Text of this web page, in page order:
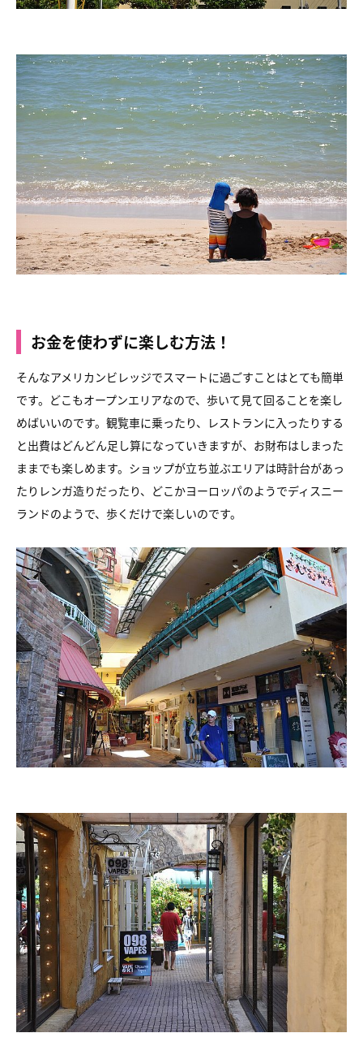
お金を使わずに楽しむ方法！
そんなアメリカンビレッジでスマートに過ごすことはとても簡単
です。 どこもオープンエリアなので、歩いて見て回ることを楽し
めばいいのです。観覧車に乗ったり、レストランに入ったりする
と出費はどんどん足し算になっていきますが、 お財布はしまった
ままでも楽しめます。 ショップが立ち並ぶエリアは時計台があっ
たりレンガ造りだったり、 どこかヨーロッパのようでディスニー
ランドのようで、 歩くだけで楽しいのです。